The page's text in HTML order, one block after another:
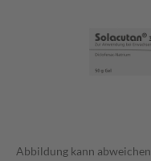
Abbildung kann abweichen